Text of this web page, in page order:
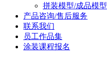
拼装模型/成品模型
产品咨询/售后服务
联系我们
员工作品集
涂装课程报名